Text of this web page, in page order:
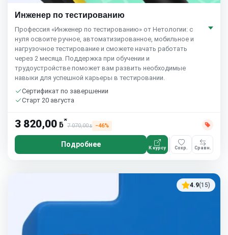
Инженер по тестированию
Профессия «Инженер по тестированию» от Нетологии: с
нуля освоите ручное, автоматизированное, мобильное и
нагрузочное тестирование и сможете начать работать
через 2 месяца. Поддержка при обучении и
трудоустройстве поможет вам развить необходимые
навыки для успешной карьеры в тестировании.
Сертификат по завершении
Старт 20 августа
3 820,00 ƃ*
7 070,00ƃ −46%
Подробнее К курсу Сохр. Сравн.
4.9(15)